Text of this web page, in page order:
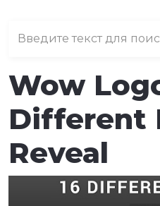
Wow
Different
Reveal